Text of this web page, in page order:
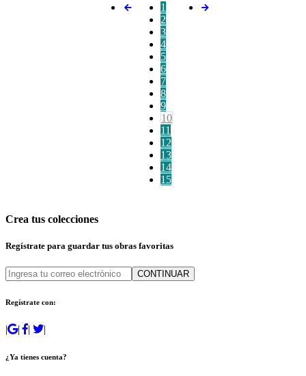
1
2
3
4
5
6
7
8
9
10
11
12
13
14
15
Crea tus colecciones
Regístrate para guardar tus obras favoritas
CONTINUAR
Regístrate con:
| | | |
¿Ya tienes cuenta?